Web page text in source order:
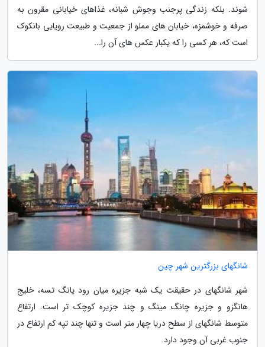
شوند. بلکه زندگی پرجنب وجوش شبانه، غذاهای خیابانی مقرون به
صرفه و خوشمزه، خیابان های مملو از جمعیت و طبیعت رویایی بانکوک
است که، هر کسی را که یکبار عکس های آن را...
شانگهای بزرگترین شهر چین
شهر شانگهای در حقیقت یک شبه جزیره میان رود یانگ تسه، خلیج
هانگزو و جزیره چانگ مینگ و چند جزیره کوچک تر است. ارتفاع
متوسط شانگهای از سطح دریا چهار متر است و تنها چند تپه کم ارتفاع در
جنوب غربی آن وجود دارد.